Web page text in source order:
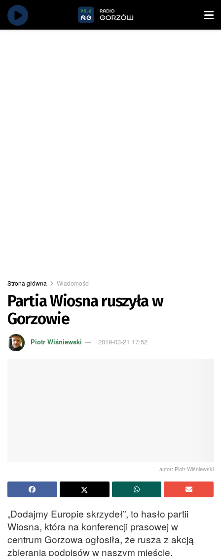
Strona główna Wiadomości
Partia Wiosna ruszyła w
Gorzowie
Piotr Wiśniewski 2019-03-21 17:52
autor: Piotr Wiśniewski
„Dodajmy Europie skrzydeł”, to hasło partii
Wiosna, która na konferencji prasowej w
centrum Gorzowa ogłosiła, że rusza z akcją
zbierania podpisów w naszym mieście.